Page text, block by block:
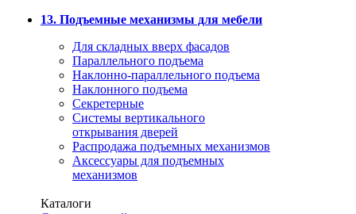
13. Подъемные механизмы для мебели
Для складных вверх фасадов
Параллельного подъема
Наклонно-параллельного подъема
Наклонного подъема
Секретерные
Системы вертикального
открывания дверей
Распродажа подъемных механизмов
Аксессуары для подъемных
механизмов
Каталоги